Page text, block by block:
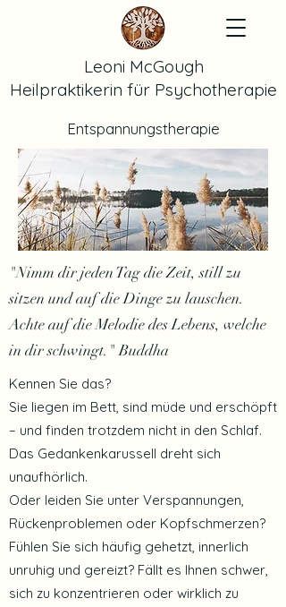
Leoni McGough
Heilpraktikerin für Psychotherapie
Entspannungstherapie
"Nimm dir jeden Tag die Zeit, still zu
sitzen und auf die Dinge zu lauschen.
Achte auf die Melodie des Lebens, welche
in dir schwingt." Buddha
Kennen Sie das?
Sie liegen im Bett, sind müde und erschöpft
– und finden trotzdem nicht in den Schlaf.
Das Gedankenkarussell dreht sich
unaufhörlich.
Oder leiden Sie unter Verspannungen,
Rückenproblemen oder Kopfschmerzen?
Fühlen Sie sich häufig gehetzt, innerlich
unruhig und gereizt? Fällt es Ihnen schwer,
sich zu konzentrieren oder wirklich zu